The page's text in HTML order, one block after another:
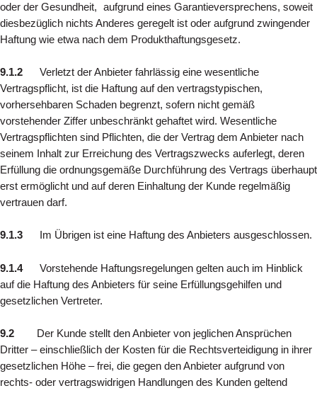
oder der Gesundheit, aufgrund eines Garantieversprechens, soweit
diesbezüglich nichts Anderes geregelt ist oder aufgrund zwingender
Haftung wie etwa nach dem Produkthaftungsgesetz.
9.1.2 Verletzt der Anbieter fahrlässig eine wesentliche
Vertragspflicht, ist die Haftung auf den vertragstypischen,
vorhersehbaren Schaden begrenzt, sofern nicht gemäß
vorstehender Ziffer unbeschränkt gehaftet wird. Wesentliche
Vertragspflichten sind Pflichten, die der Vertrag dem Anbieter nach
seinem Inhalt zur Erreichung des Vertragszwecks auferlegt, deren
Erfüllung die ordnungsgemäße Durchführung des Vertrags überhaupt
erst ermöglicht und auf deren Einhaltung der Kunde regelmäßig
vertrauen darf.
9.1.3 Im Übrigen ist eine Haftung des Anbieters ausgeschlossen.
9.1.4
Vorstehende Haftungsregelungen gelten auch im Hinblick
auf die Haftung des Anbieters für seine Erfüllungsgehilfen und
gesetzlichen Vertreter.
9.2 Der Kunde stellt den Anbieter von jeglichen Ansprüchen
Dritter – einschließlich der Kosten für die Rechtsverteidigung in ihrer
gesetzlichen Höhe – frei, die gegen den Anbieter aufgrund von
rechts- oder vertragswidrigen Handlungen des Kunden geltend